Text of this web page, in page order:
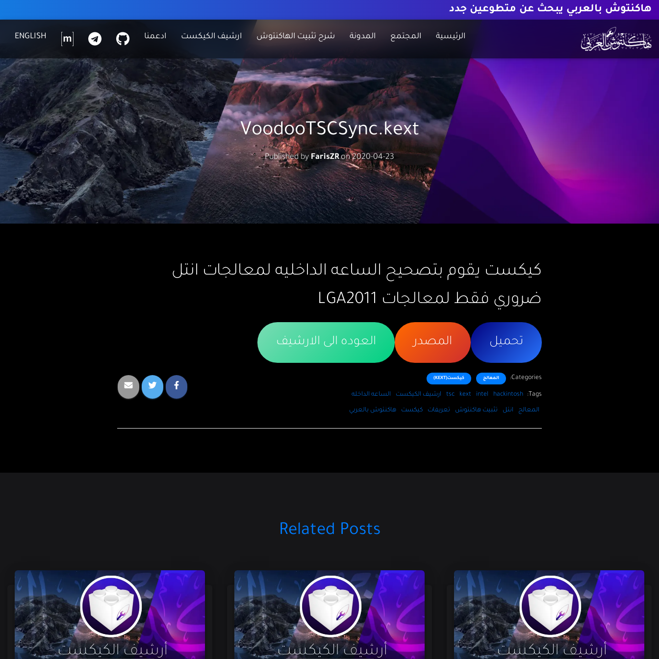
هاكنتوش بالعربي يبحث عن متطوعين جدد
الرئيسية المجتمع المدونة شرح تثبيت الهاكنتوش ارشيف الكيكست ادعمنا
G
I
U
B
ت
ي
ي
ج
ر
ا
م
م
ا
ر
ك
س
ENGLISH
VoodooTSCSync.kext
Published by FarisZRon2020-04-23
كيكست يقوم بتصحيح الساعه الداخليه لمعالجات انتل
ضروري فقط لمعالجات LGA2011
تحميل المصدر العوده الى الارشيف
Categories: المعالج كيكست(KEXT)
Tags:
hackintosh
intel
kext
tsc ارشيف الكيكست الساعه الداخله
المعالج انتل تثبيت هاكنتوش تعريفات كيكست هاكنتوش بالعربي
Related Posts